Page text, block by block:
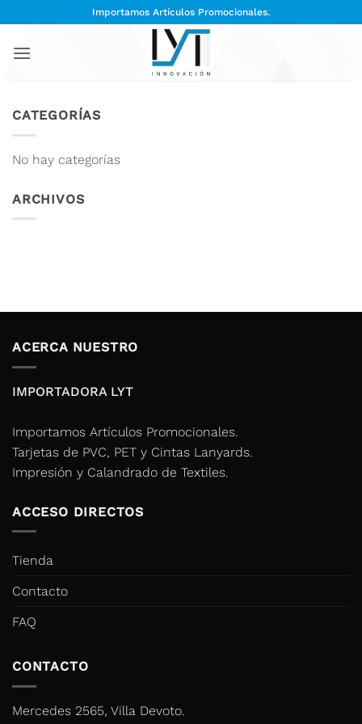
al
contenido
Importamos Artículos Promocionales.
CATEGORÍAS
No hay categorías
ARCHIVOS
ACERCA NUESTRO
IMPORTADORA LYT
Importamos Artículos Promocionales.
Tarjetas de PVC, PET y Cintas Lanyards.
Impresión y Calandrado de Textiles.
ACCESO DIRECTOS
Tienda
Contacto
FAQ
CONTACTO
Mercedes 2565, Villa Devoto.